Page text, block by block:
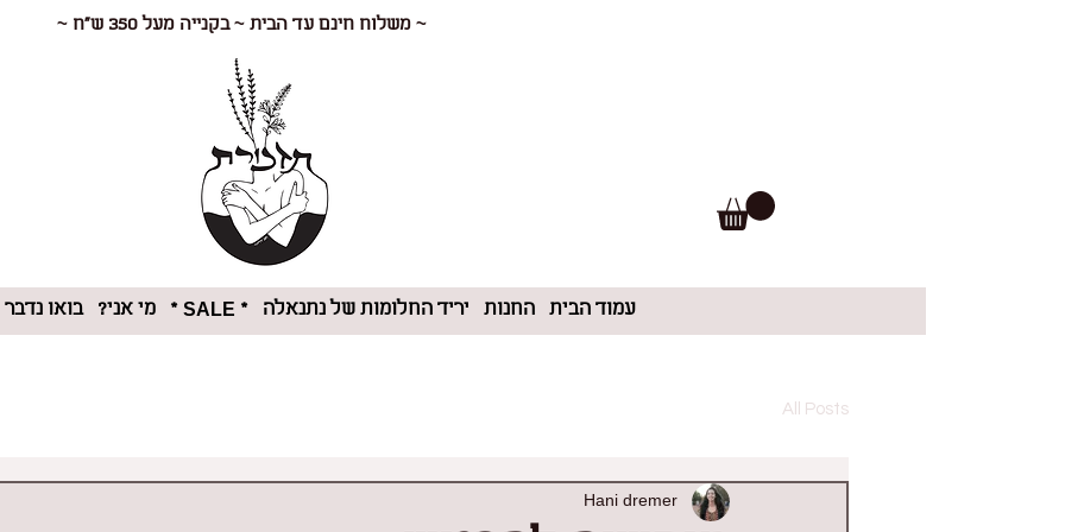
~ משלוח חינם עד הבית ~ בקנייה מעל 350 ש"ח ~
עמוד הבית החנות יריד החלומות של נתנאלה * SALE * מי אני? בואו נדבר
All Posts
Hani dremer